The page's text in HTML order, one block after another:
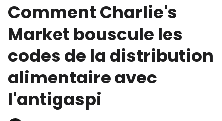
Comment Charlie's
Market bouscule les
codes de la distribution
alimentaire avec
l'antigaspi